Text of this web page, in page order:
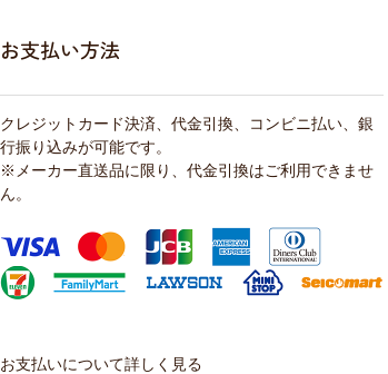
お支払い方法
クレジットカード決済、代金引換、コンビニ払い、銀
行振り込みが可能です。
※メーカー直送品に限り、代金引換はご利用できませ
ん。
お支払いについて詳しく見る